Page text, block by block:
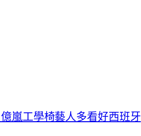
嵐工學椅藝人多看好西班牙